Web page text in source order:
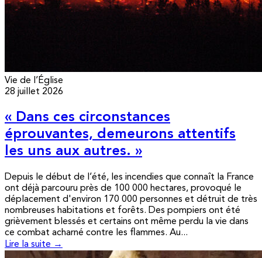
Vie de l’Église
28 juillet 2026
« Dans ces circonstances
éprouvantes, demeurons attentifs
les uns aux autres. »
Depuis le début de l’été, les incendies que connaît la France
ont déjà parcouru près de 100 000 hectares, provoqué le
déplacement d'environ 170 000 personnes et détruit de très
nombreuses habitations et forêts. Des pompiers ont été
grièvement blessés et certains ont même perdu la vie dans
ce combat acharné contre les flammes. Au...
Lire la suite →